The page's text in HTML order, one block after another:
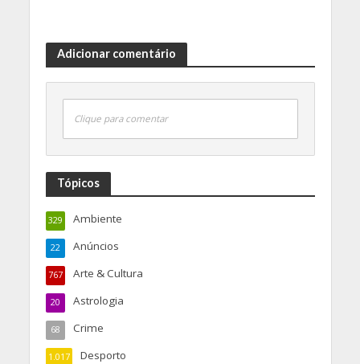
Adicionar comentário
Clique para comentar
Tópicos
Ambiente
329
Anúncios
22
Arte & Cultura
767
Astrologia
20
Crime
68
Desporto
1.017